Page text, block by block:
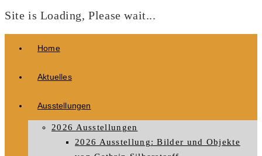
Site is Loading, Please wait...
Home
Aktuelles
Ausstellungen
2026 Ausstellungen
2026 Ausstellung: Bilder und Objekte